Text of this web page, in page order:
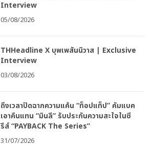
Interview
05/08/2026
THHeadline X บุพเพสันนิวาส | Exclusive
Interview
03/08/2026
ถึงเวลาปิดฉากความแค้น “ท็อปแท็ป” คัมแบค
เอาคืนแทน “มินลี” รับประกันความสะใจในซี
รีส์ “PAYBACK The Series”
31/07/2026